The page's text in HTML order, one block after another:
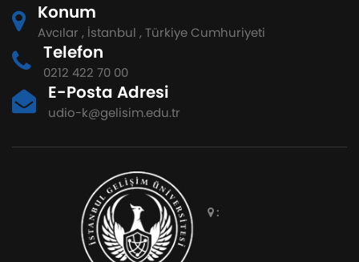
Konum
Avcılar , İstanbul , Türkiye Cumhuriyeti
Telefon
0212 422 70 00
E-Posta Adresi
udio-k@gelisim.edu.tr
: